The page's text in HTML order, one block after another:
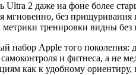
2 даже на фоне более
мгновенно, без
метрики тренировки видны без
набор Apple того поколения:
и фитнеса, а не
как к удобному ориентиру,